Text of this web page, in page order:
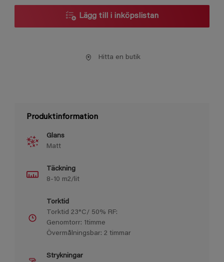
Lägg till i inköpslistan
Hitta en butik
Produktinformation
Glans
Matt
Täckning
8-10 m2/lit
Torktid
Torktid 23°C/ 50% RF:
Genomtorr: 1timme
Övermålningsbar: 2 timmar
Strykningar